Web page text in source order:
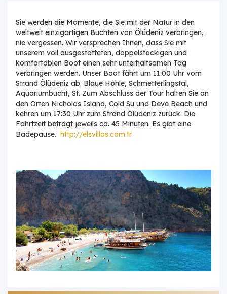
Sie werden die Momente, die Sie mit der Natur in den
weltweit einzigartigen Buchten von Ölüdeniz verbringen,
nie vergessen. Wir versprechen Ihnen, dass Sie mit
unserem voll ausgestatteten, doppelstöckigen und
komfortablen Boot einen sehr unterhaltsamen Tag
verbringen werden. Unser Boot fährt um 11:00 Uhr vom
Strand Ölüdeniz ab. Blaue Höhle, Schmetterlingstal,
Aquariumbucht, St. Zum Abschluss der Tour halten Sie an
den Orten Nicholas Island, Cold Su und Deve Beach und
kehren um 17:30 Uhr zum Strand Ölüdeniz zurück. Die
Fahrtzeit beträgt jeweils ca. 45 Minuten. Es gibt eine
Badepause. http://elsvillas.com.tr